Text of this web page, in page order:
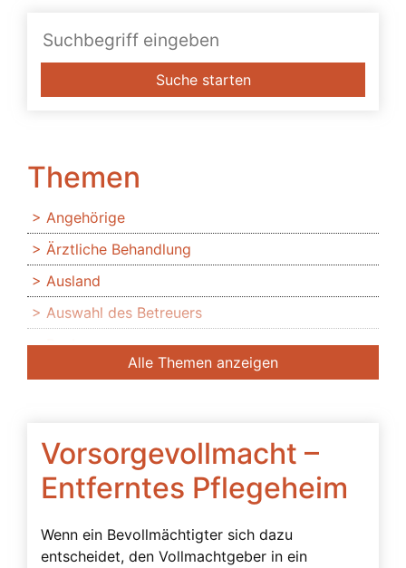
Suche starten
Vorsorgevollmacht –
Entferntes Pflegeheim
Wenn ein Bevollmächtigter sich dazu
entscheidet, den Vollmachtgeber in ein
Themen
Angehörige
Ärztliche Behandlung
Ausland
Auswahl des Betreuers
Banken
Bedingte Vollmacht
Beglaubigung
Beratung des Bevollmächtigten durch das
Betreuungsgericht
Beschwerdebefugnis
Besuchsverbot
Alle Themen anzeigen